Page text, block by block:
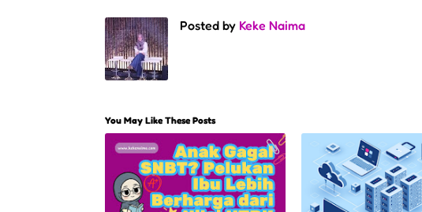
Posted by Keke Naima
You May Like These Posts